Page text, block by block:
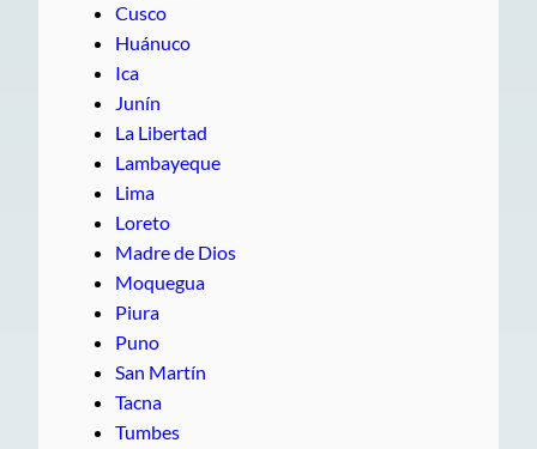
Cusco
Huánuco
Ica
Junín
La Libertad
Lambayeque
Lima
Loreto
Madre de Dios
Moquegua
Piura
Puno
San Martín
Tacna
Tumbes